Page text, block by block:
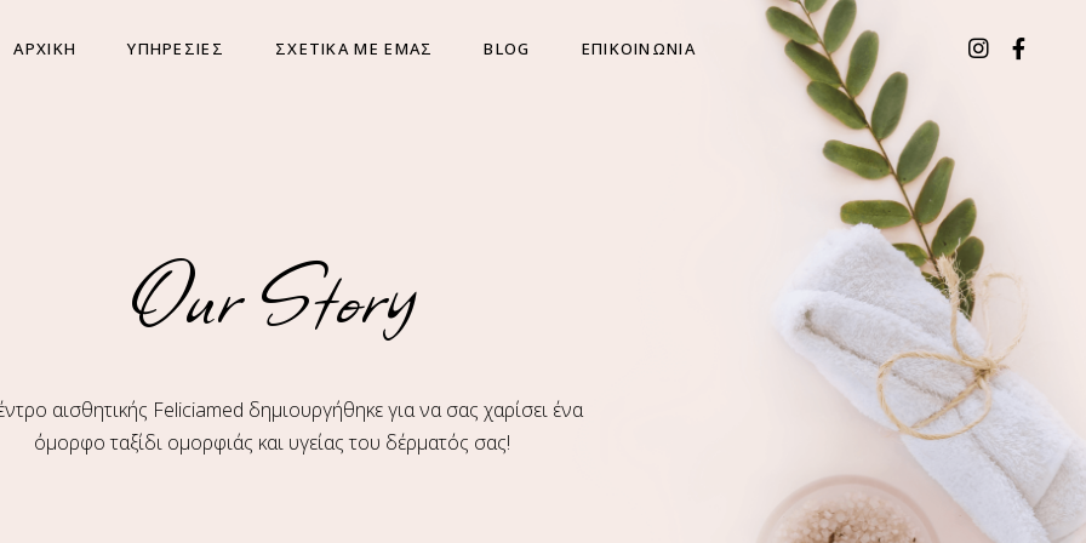
ΑΡΧΙΚΗ ΥΠΗΡΕΣΙΕΣ ΣΧΕΤΙΚΑ ΜΕ ΕΜΑΣ BLOG ΕΠΙΚΟΙΝΩΝΙΑ
Our Story
αισθητικής Feliciamed δημιουργήθηκε για να σας χαρίσει ένα
όμορφο ταξίδι ομορφιάς και υγείας του δέρματός σας!